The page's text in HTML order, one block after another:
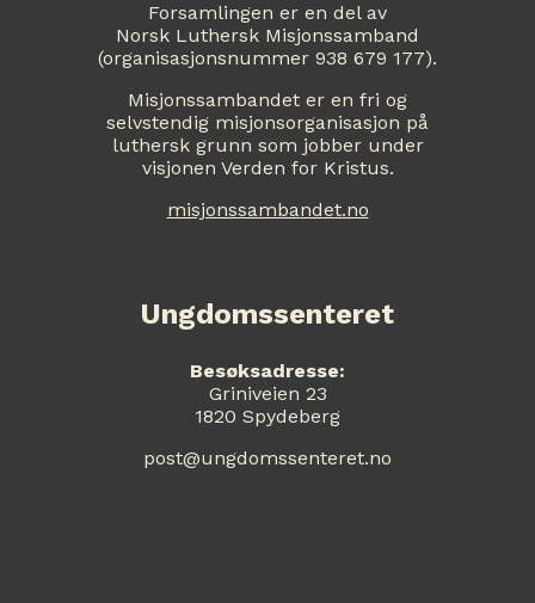
Forsamlingen er en del av
Norsk Luthersk Misjonssamband
(organisasjonsnummer 938 679 177).
Misjonssambandet er en fri og
selvstendig misjonsorganisasjon på
luthersk grunn som jobber under
visjonen Verden for Kristus.
misjonssambandet.no
Ungdomssenteret
Besøksadresse:
Griniveien 23
1820 Spydeberg
post@ungdomssenteret.no